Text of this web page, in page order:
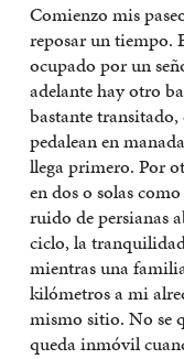
Comienzo mis
reposar un tiempo.
ocupado por un
adelante hay otro
bastante
pedalean en
llega primero. Por
en dos o solas
ruido de persianas
ciclo, la
mientras una
kilómetros a mi
mismo sitio. No se
queda inmóvil